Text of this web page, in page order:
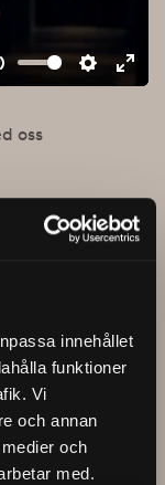
innehållet
funktioner
Vi
och annan
och
med.
Settings
Enter
oss
Erik Torp